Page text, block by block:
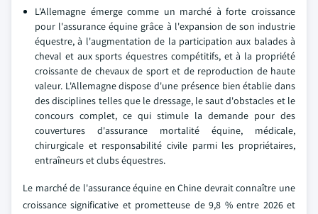
L'Allemagne émerge comme un marché à forte croissance
pour l'assurance équine grâce à l'expansion de son industrie
équestre, à l'augmentation de la participation aux balades à
cheval et aux sports équestres compétitifs, et à la propriété
croissante de chevaux de sport et de reproduction de haute
valeur. L'Allemagne dispose d'une présence bien établie dans
des disciplines telles que le dressage, le saut d'obstacles et le
concours complet, ce qui stimule la demande pour des
couvertures d'assurance mortalité équine, médicale,
chirurgicale et responsabilité civile parmi les propriétaires,
entraîneurs et clubs équestres.
Le marché de l'assurance équine en Chine devrait connaître une
croissance significative et prometteuse de 9,8 % entre 2026 et